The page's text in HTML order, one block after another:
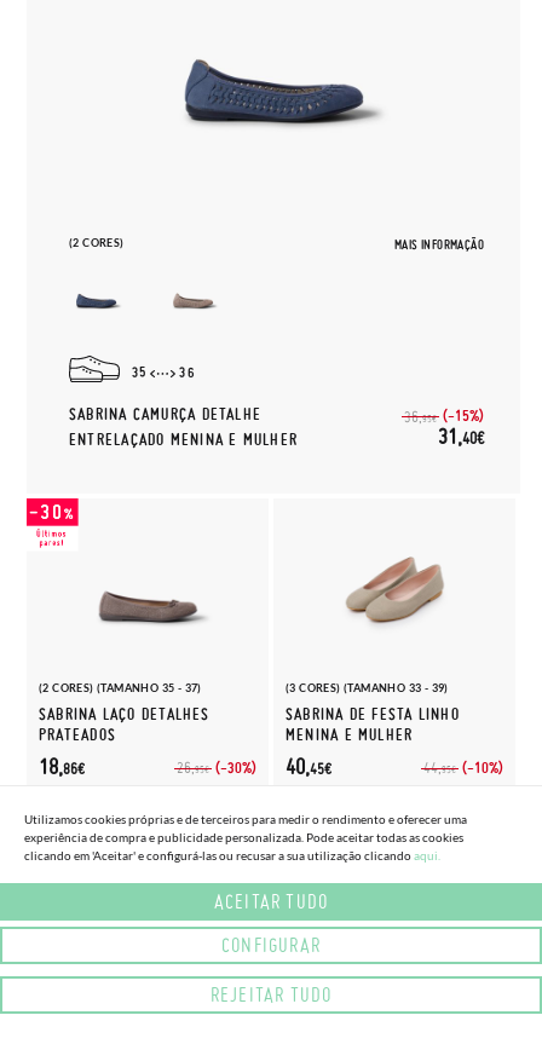
(2 CORES) MAIS INFORMAÇÃO
35 36
SABRINA CAMURÇA DETALHE
ENTRELAÇADO MENINA E MULHER
36,95€ (-15%)
31,40€
(2 CORES) (TAMANHO 35 - 37)
SABRINA LAÇO DETALHES
PRATEADOS
26,95€ (-30%)
18,86€
(3 CORES) (TAMANHO 33 - 39)
SABRINA DE FESTA LINHO
MENINA E MULHER
44,95€ (-10%)
40,45€
Utilizamos cookies próprias e de terceiros para medir o rendimento e oferecer uma
experiência de compra e publicidade personalizada. Pode aceitar todas as cookies
clicando em 'Aceitar' e configurá-las ou recusar a sua utilização clicandoaqui.
ACEITAR TUDO
CONFIGURAR
REJEITAR TUDO